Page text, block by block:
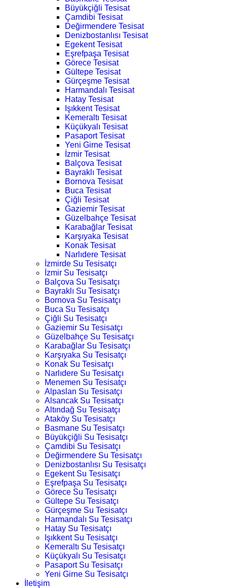
Büyükçiğli Tesisat
Çamdibi Tesisat
Değirmendere Tesisat
Denizbostanlısı Tesisat
Egekent Tesisat
Eşrefpaşa Tesisat
Görece Tesisat
Gültepe Tesisat
Gürçeşme Tesisat
Harmandalı Tesisat
Hatay Tesisat
Işıkkent Tesisat
Kemeraltı Tesisat
Küçükyalı Tesisat
Pasaport Tesisat
Yeni Girne Tesisat
İzmir Tesisat
Balçova Tesisat
Bayraklı Tesisat
Bornova Tesisat
Buca Tesisat
Çiğli Tesisat
Gaziemir Tesisat
Güzelbahçe Tesisat
Karabağlar Tesisat
Karşıyaka Tesisat
Konak Tesisat
Narlıdere Tesisat
İzmirde Su Tesisatçı
İzmir Su Tesisatçı
Balçova Su Tesisatçı
Bayraklı Su Tesisatçı
Bornova Su Tesisatçı
Buca Su Tesisatçı
Çiğli Su Tesisatçı
Gaziemir Su Tesisatçı
Güzelbahçe Su Tesisatçı
Karabağlar Su Tesisatçı
Karşıyaka Su Tesisatçı
Konak Su Tesisatçı
Narlıdere Su Tesisatçı
Menemen Su Tesisatçı
Alpaslan Su Tesisatçı
Alsancak Su Tesisatçı
Altındağ Su Tesisatçı
Ataköy Su Tesisatçı
Basmane Su Tesisatçı
Büyükçiğli Su Tesisatçı
Çamdibi Su Tesisatçı
Değirmendere Su Tesisatçı
Denizbostanlısı Su Tesisatçı
Egekent Su Tesisatçı
Eşrefpaşa Su Tesisatçı
Görece Su Tesisatçı
Gültepe Su Tesisatçı
Gürçeşme Su Tesisatçı
Harmandalı Su Tesisatçı
Hatay Su Tesisatçı
Işıkkent Su Tesisatçı
Kemeraltı Su Tesisatçı
Küçükyalı Su Tesisatçı
Pasaport Su Tesisatçı
Yeni Girne Su Tesisatçı
İletişim